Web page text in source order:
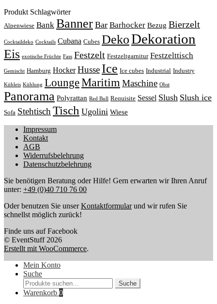
Produkt Schlagwörter
Alpenwiese Bank Banner Bar Barhocker Bezug Bierzelt
Cocktaildeko Cocktails Cubana Cubes DekoDekoration
Eis exotische Früchte Fass Festzelt Festzeltgarnitur Festzelttisch
Gemischt Hamburg Hocker Husse Ice Ice cubes Industrial Industry
Kühleis Kühlung LoungeMaritim Maschine Obst
Panorama Polyrattan Red Bull Requisite Sessel Slush Slush ice
Sofa Stehtisch Tisch Ugolini Wiese
Impressum
Kontakt
AGB
Widerrufsbelehrung
Datenschutzbelehrung
Sie benötigen Beratung oder Hilfe! Gern erwarten wir Ihren Anruf
unter: +49 (0)40 710 76 00
Oder benutzen Sie unserKontaktformularund wir rufen Sie
schnellst möglich zurück!
Finde uns auf Facebook
© EventStuff 2026
Erstellt mit WooCommerce.
Mein Konto
Suche
Suche
nach:
Suche
Warenkorb 0